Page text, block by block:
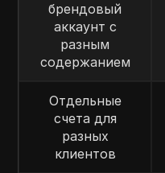
брендовый
аккаунт с
разным
содержанием
Отдельные
счета для
разных
клиентов